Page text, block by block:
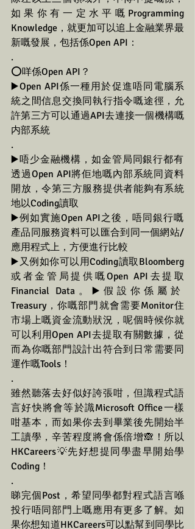
如果你有一定水平嘅Programming
Knowledge，就更加可以追上金融業界最
新嘅發展，包括係Open API：
.
⭕️咩係Open API？
▶️Open API係一種用於促進唔同電腦系
統之間信息交換同執行指令嘅途徑，允
許第三方可以通過API去連接一個機構嘅
内部系統
.
▶️唔少金融機構，如金管局同銀行都有
透過Open API將佢地嘅內部系統同資料
開放，令第三方服務提供者能夠有系統
地以Coding讀取
▶️例如實施Open API之後，唔同銀行嘅
產品同服務資料可以匯合到同一個網站/
應用程式上，方便進行比較
▶️又例如你可以用Coding讀取Bloomberg
或者金管局提供嘅Open API去提取
Financial Data。▶️假設你係屬於
Treasury，你嘅部門就會需要Monitor住
市場上嘅資金流動狀況，呢個時候你就
可以利用Open API去提取有關數據，從
而為你嘅部門設計出符合到日常需要同
運作嘅Tools！
.
雖然聽落去好似好誇張咁，但識程式語
言好快將會等於識Microsoft Office一樣
咁基本，而如果你去到畢業後先開始半
工讀學，辛苦程度將會係倍增🙈！所以
HKCareers💡先好想提同學盡早開始學
Coding！
.
睇完個Post，希望同學都對程式語言喺
投行唔同部門上嘅應用有更多了解。如
果你想知道HKCareers可以點幫到同學比